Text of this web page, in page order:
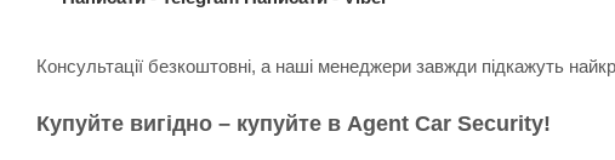
Консультації безкоштовні, а наші менеджери завжди підкажуть
Купуйте вигідно – купуйте в Agent Car Security!